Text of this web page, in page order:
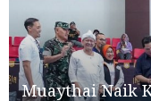
Muaythai Naik